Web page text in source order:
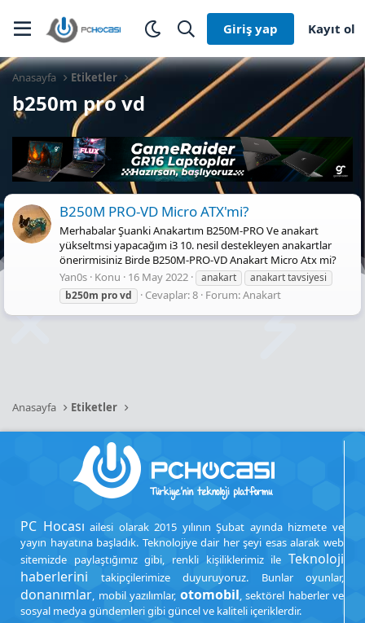
Giriş yap Kayıt ol
Anasayfa Etiketler
b250m pro vd
B250M PRO-VD Micro ATX'mi?
Merhabalar Şuanki Anakartım B250M-PRO Ve anakart
yükseltmsi yapacağım i3 10. nesil destekleyen anakartlar
önerirmisiniz Birde B250M-PRO-VD Anakart Micro Atx mi?
Yan0s Konu 16 May 2022 anakart
anakart tavsiyesi
b250m provd Cevaplar: 8 Forum:Anakart
Anasayfa Etiketler
PC Hocası ailesi olarak 2015 yılının Şubat ayında hizmete ve
yayın hayatına başladık. Teknolojiye dair her şeyi esas alarak web
sitemizde paylaştığımız gibi, renkli kişiliklerimiz ile Teknoloji
haberlerini takipçilerimize duyuruyoruz. Bunlar oyunlar,
donanımlar, mobil yazılımlar, otomobil, sektörel haberler ve
sosyal medya gündemleri gibi güncel ve kaliteli içeriklerdir.